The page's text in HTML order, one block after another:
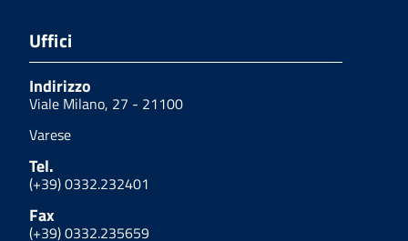
Uffici
Indirizzo
Viale Milano, 27 - 21100
Varese
Tel.
(+39) 0332.232401
Fax
(+39) 0332.235659